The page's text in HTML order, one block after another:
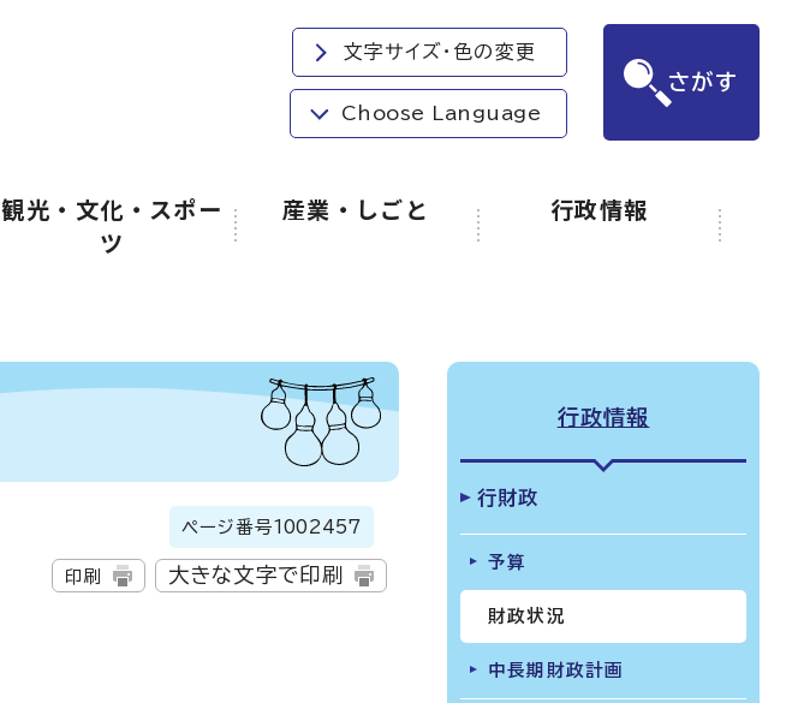
文字サイズ・色の変更
Choose Language
さがす
観光・文化・スポー
ツ
産業・しごと 行政情報
ページ番号1002457
印刷 大きな文字で印刷
行政情報
行財政
予算
財政状況
中長期財政計画